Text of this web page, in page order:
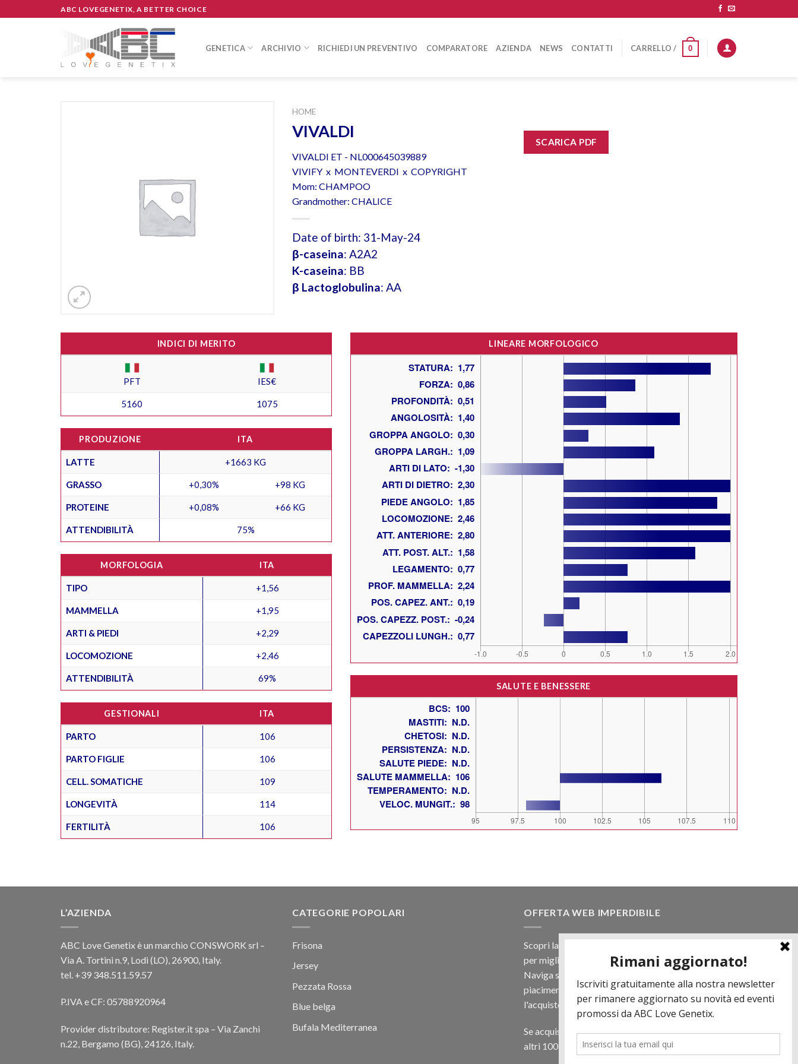
to
ABC LOVEGENETIX, A BETTER CHOICE
GENETICA ARCHIVIO RICHIEDI UN PREVENTIVO COMPARATORE AZIENDA NEWS CONTATTI CARRELLO / 0
HOME
VIVALDI
VIVALDI ET - NL000645039889
VIVIFY x MONTEVERDI x COPYRIGHT
Mom: CHAMPOO
Grandmother: CHALICE
Date of birth: 31-May-24
β-caseina: A2A2
K-caseina: BB
β Lactoglobulina: AA
SCARICA PDF
INDICI DI MERITO
PFT IES€
5160 1075
PRODUZIONE ITA
LATTE +1663 KG
GRASSO +0,30% +98 KG
PROTEINE +0,08% +66 KG
ATTENDIBILITÀ 75%
MORFOLOGIA ITA
TIPO +1,56
MAMMELLA +1,95
ARTI & PIEDI +2,29
LOCOMOZIONE +2,46
ATTENDIBILITÀ 69%
GESTIONALI ITA
PARTO 106
PARTO FIGLIE 106
CELL. SOMATICHE 109
LONGEVITÀ 114
FERTILITÀ 106
LINEARE MORFOLOGICO
SALUTE E BENESSERE
L’AZIENDA
ABC Love Genetix è un marchio CONSWORK srl –
Via A. Tortini n.9, Lodi (LO), 26900, Italy.
tel. +39 348.511.59.57
P.IVA e CF: 05788920964
Provider distributore: Register.it spa – Via Zanchi
n.22, Bergamo (BG), 24126, Italy.
CATEGORIE POPOLARI
Frisona
Jersey
Pezzata Rossa
Blue belga
Bufala Mediterranea
OFFERTA WEB IMPERDIBILE
Scopri la nostra offerta web! Un prezzo mai visto,
per migliaia di prodotti.
Naviga sul sito e scegli il tuo toro filtrando a
piacimento e scopri quanto può essere vantaggioso
l'acquisto online.
Se acquisti almeno 500€ di prodotti in regalo per te
altri 100 € in Tori. Contattaci per più informazioni.